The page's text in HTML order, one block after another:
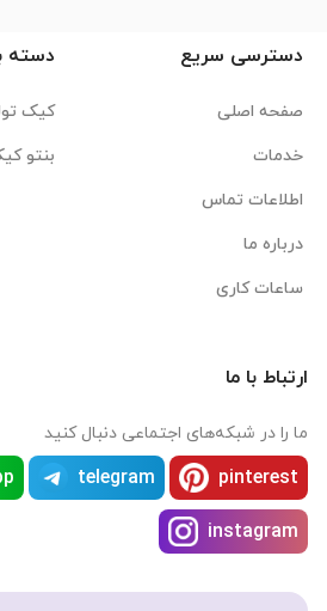
دسترسی سریع
صفحه اصلی
خدمات
اطلاعات تماس
درباره ما
ساعات کاری
دسته
کیک
بنتو
ارتباط با ما
ما را در شبکه‌های اجتماعی دنبال کنید
pinterest
telegram
instagram